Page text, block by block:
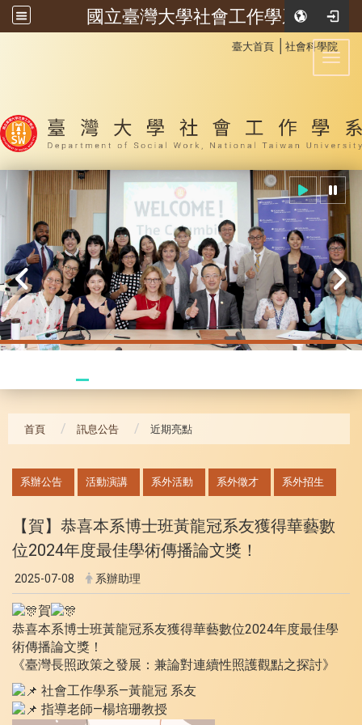
國立臺灣大學社會工作學系
臺大首頁 社會科學院
首頁 訊息公告 近期亮點
系辦公告 活動演講 系外活動 系外徵才 系外招生
【賀】恭喜本系博士班黃龍冠系友獲得華藝數
位2024年度最佳學術傳播論文獎！
2025-07-08 系辦助理
賀
恭喜本系博士班黃龍冠系友獲得華藝數位2024年度最佳學
術傳播論文獎！
《臺灣長照政策之發展：兼論對連續性照護觀點之探討》
社會工作學系—黃龍冠 系友
指導老師—楊培珊教授